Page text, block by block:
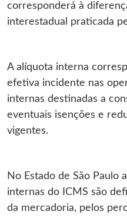
corresponderá à
interestadual praticada
A alíquota interna
efetiva incidente nas
internas destinadas a
eventuais isenções e
vigentes.
No Estado de São Paulo
internas do ICMS são
da mercadoria, pelos